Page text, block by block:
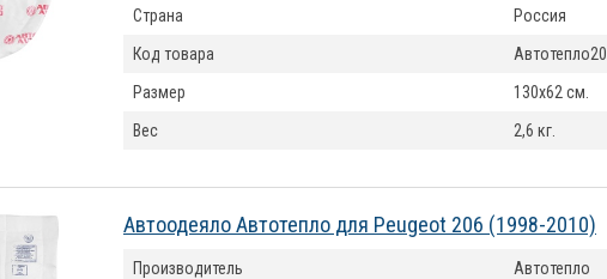
Страна
Россия
Код товара
Автотепло20
Размер
130x62 см.
Вес
2,6 кг.
Автоодеяло Автотепло для Peugeot 206 (1998-2010)
Производитель
Автотепло